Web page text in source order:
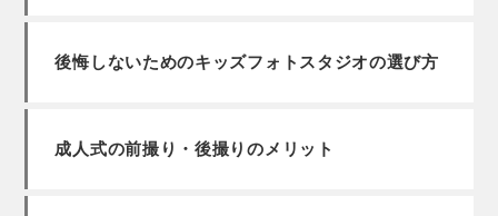
後悔しないためのキッズフォトスタジオの選び方
成人式の前撮り・後撮りのメリット